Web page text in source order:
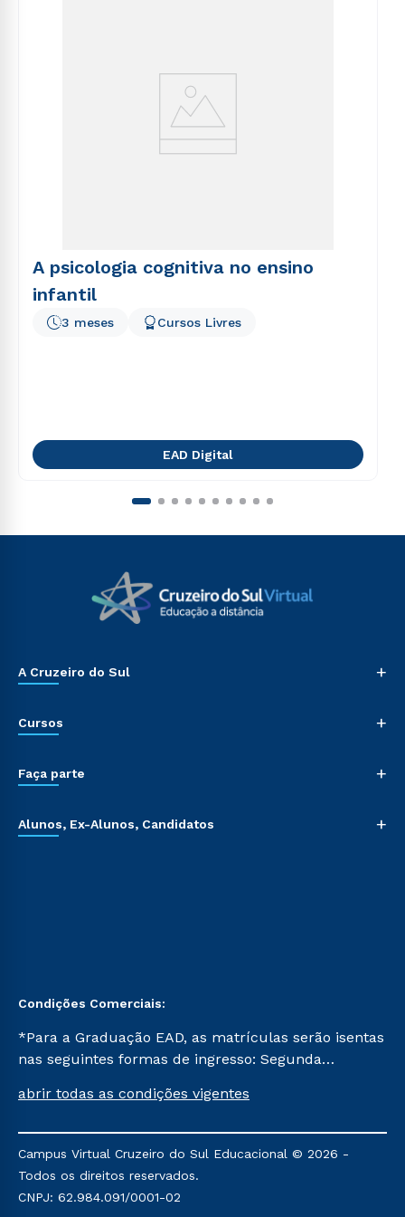
A psicologia cognitiva no ensino
infantil
3 meses Cursos Livres
EAD Digital
A Cruzeiro do Sul +
Cursos +
Faça parte +
Alunos, Ex-Alunos, Candidatos +
Condições Comerciais:
*Para a Graduação EAD, as matrículas serão isentas
nas seguintes formas de ingresso: Segunda
Já para as demais, a taxa de matrícula será de R$
mencionadas são referentes aos cursos: Ensino
Religioso, Geografia para a Docência e Metodologia
do Ensino de História: Questões Atuais.
abrir todas as condições vigentes
Campus Virtual Cruzeiro do Sul Educacional © 2026 -
Todos os direitos reservados.
CNPJ: 62.984.091/0001-02